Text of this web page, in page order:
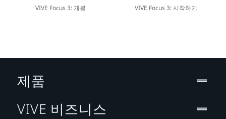
VIVE Focus 3: 개봉 VIVE Focus 3: 시작하기
제품
VIVE 비즈니스